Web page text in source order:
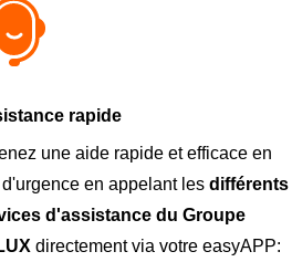
rapide
une aide rapide et efficace en
en appelant les différents
d'assistance du Groupe
directement via votre easyAPP: